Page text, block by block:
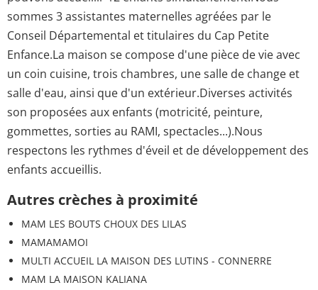
sommes 3 assistantes maternelles agréées par le
Conseil Départemental et titulaires du Cap Petite
Enfance.La maison se compose d'une pièce de vie avec
un coin cuisine, trois chambres, une salle de change et
salle d'eau, ainsi que d'un extérieur.Diverses activités
son proposées aux enfants (motricité, peinture,
gommettes, sorties au RAMI, spectacles...).Nous
respectons les rythmes d'éveil et de développement des
enfants accueillis.
Autres crèches à proximité
MAM LES BOUTS CHOUX DES LILAS
MAMAMAMOI
MULTI ACCUEIL LA MAISON DES LUTINS - CONNERRE
MAM LA MAISON KALIANA